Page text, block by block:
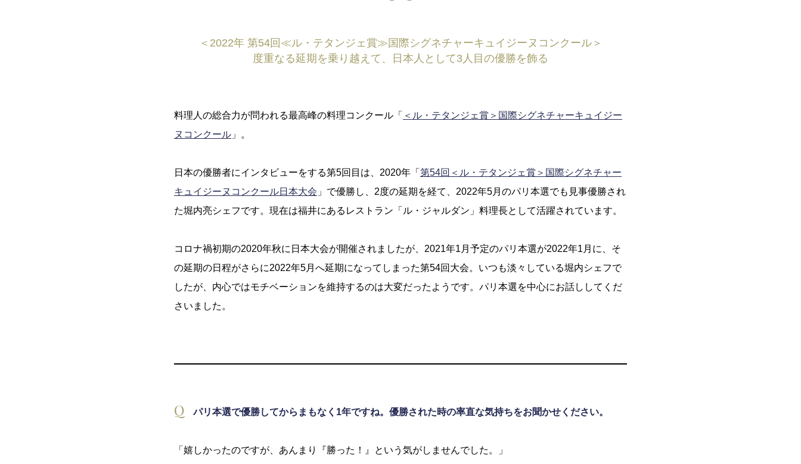
＜2022年 第54回≪ル・テタンジェ賞≫国際シグネチャーキュイジーヌコンクール＞
度重なる延期を乗り越えて、日本人として3人目の優勝を飾る
料理人の総合力が問われる最高峰の料理コンクール「 ＜ル・テタンジェ賞＞国際シグネチャーキュイジー
ヌコンクール 」。
日本の優勝者にインタビューをする第5回目は、2020年「 第54回＜ル・テタンジェ賞＞国際シグネチャー
キュイジーヌコンクール日本大会 」で優勝し、2度の延期を経て、2022年5月のパリ本選でも見事優勝され
た堀内亮シェフです。現在は福井にあるレストラン「ル・ジャルダン」料理長として活躍されています。
コロナ禍初期の2020年秋に日本大会が開催されましたが、2021年1月予定のパリ本選が2022年1月に、そ
の延期の日程がさらに2022年5月へ延期になってしまった第54回大会。いつも淡々している堀内シェフで
したが、内心ではモチベーションを維持するのは大変だったようです。パリ本選を中心にお話ししてくだ
さいました。
パリ本選で優勝してからまもなく1年ですね。優勝された時の率直な気持ちをお聞かせください。
「嬉しかったのですが、あんまり『勝った！』という気がしませんでした。」